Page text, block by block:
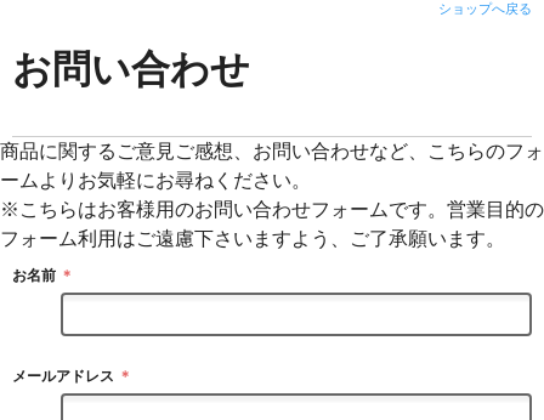
ショップへ戻る
お問い合わせ
商品に関するご意見ご感想、お問い合わせなど、こちらのフォ
ームよりお気軽にお尋ねください。
※こちらはお客様用のお問い合わせフォームです。営業目的の
フォーム利用はご遠慮下さいますよう、ご了承願います。
お名前 ＊
メールアドレス ＊